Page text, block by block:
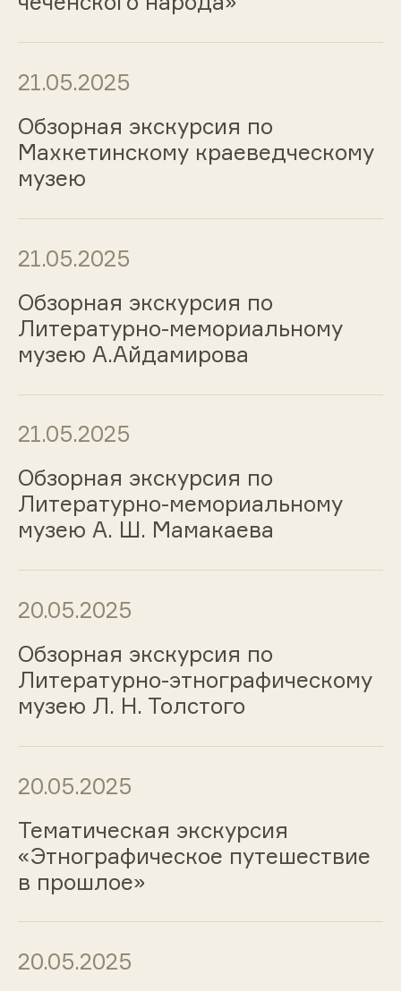
21.05.2025
Обзорная экскурсия по
Махкетинскому краеведческому
музею
21.05.2025
Обзорная экскурсия по
Литературно-мемориальному
музею А.Айдамирова
21.05.2025
Обзорная экскурсия по
Литературно-мемориальному
музею А. Ш. Мамакаева
20.05.2025
Обзорная экскурсия по
Литературно-этнографическому
музею Л. Н. Толстого
20.05.2025
Тематическая экскурсия
«Этнографическое путешествие
в прошлое»
20.05.2025